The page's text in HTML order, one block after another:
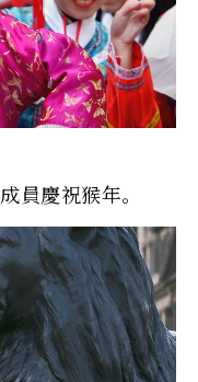
員慶祝猴年。